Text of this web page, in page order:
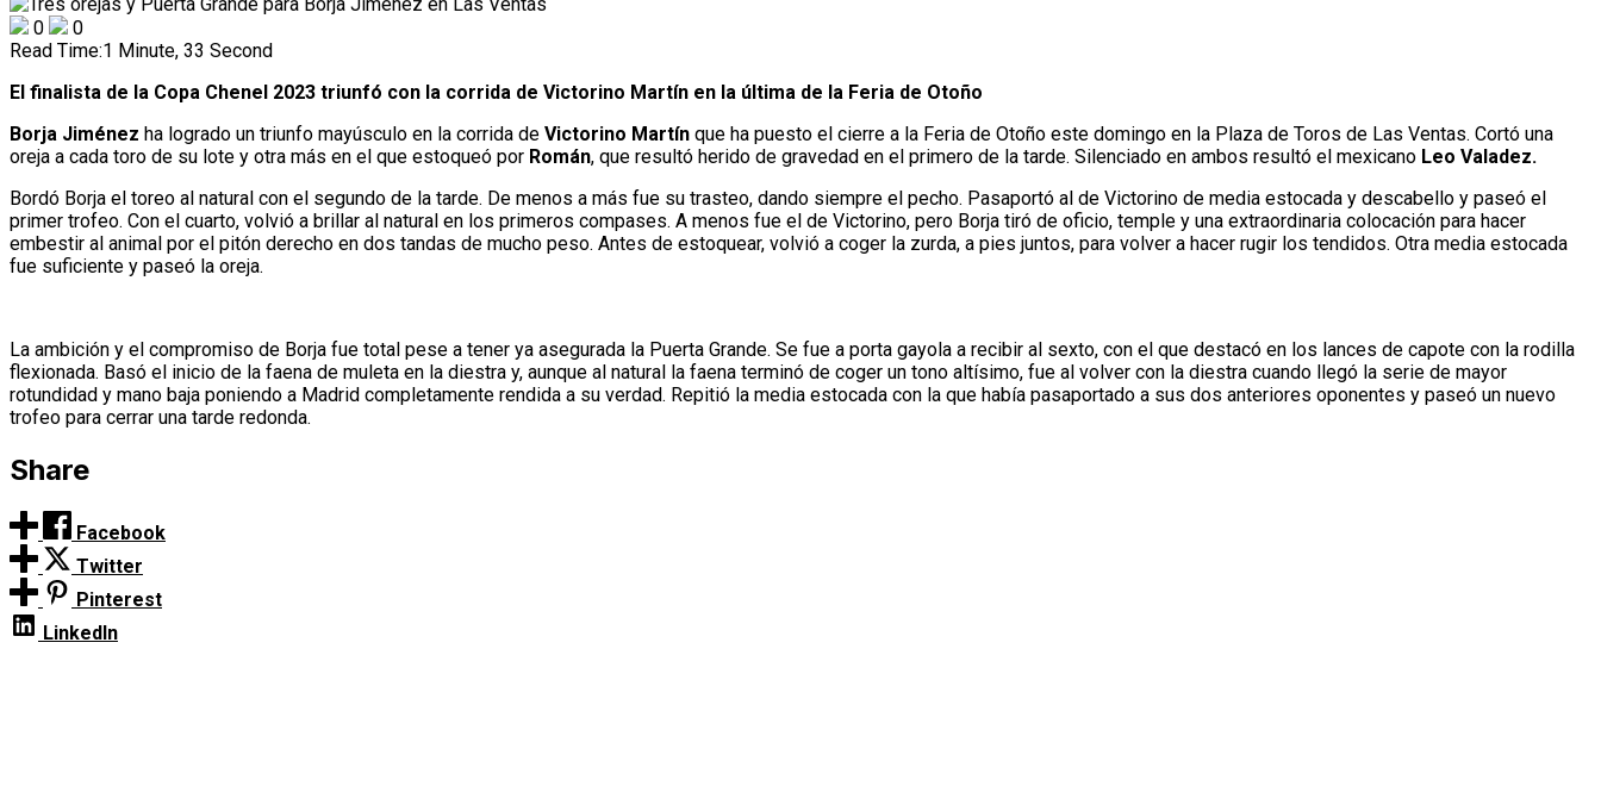
0
0
Read Time:1 Minute, 33 Second
El finalista de la Copa Chenel 2023 triunfó con la corrida de Victorino Martín en la última de la Feria de Otoño
Borja Jiménez ha logrado un triunfo mayúsculo en la corrida de Victorino Martín que ha puesto el cierre a la Feria de Otoño este domingo en la Plaza de Toros de Las Ventas. Cortó una
oreja a cada toro de su lote y otra más en el que estoqueó por Román, que resultó herido de gravedad en el primero de la tarde. Silenciado en ambos resultó el mexicano Leo Valadez.
Bordó Borja el toreo al natural con el segundo de la tarde. De menos a más fue su trasteo, dando siempre el pecho. Pasaportó al de Victorino de media estocada y descabello y paseó el
primer trofeo. Con el cuarto, volvió a brillar al natural en los primeros compases. A menos fue el de Victorino, pero Borja tiró de oficio, temple y una extraordinaria colocación para hacer
embestir al animal por el pitón derecho en dos tandas de mucho peso. Antes de estoquear, volvió a coger la zurda, a pies juntos, para volver a hacer rugir los tendidos. Otra media estocada
fue suficiente y paseó la oreja.
La ambición y el compromiso de Borja fue total pese a tener ya asegurada la Puerta Grande. Se fue a porta gayola a recibir al sexto, con el que destacó en los lances de capote con la rodilla
flexionada. Basó el inicio de la faena de muleta en la diestra y, aunque al natural la faena terminó de coger un tono altísimo, fue al volver con la diestra cuando llegó la serie de mayor
rotundidad y mano baja poniendo a Madrid completamente rendida a su verdad. Repitió la media estocada con la que había pasaportado a sus dos anteriores oponentes y paseó un nuevo
trofeo para cerrar una tarde redonda.
Share
Facebook
Twitter
Pinterest
LinkedIn